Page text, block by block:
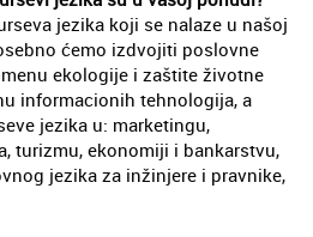
jezika koji se nalaze u našoj
ćemo izdvojiti poslovne
ekologije i zaštite životne
informacionih tehnologija, a
jezika u: marketingu,
turizmu, ekonomiji i bankarstvu,
jezika za inžinjere i pravnike,